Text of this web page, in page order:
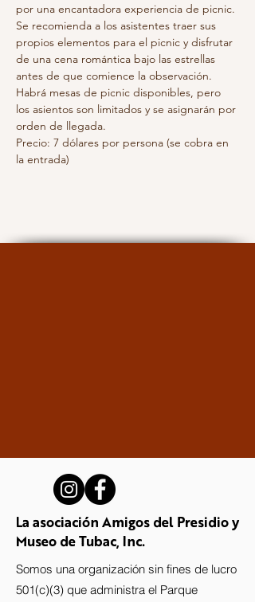
por una encantadora experiencia de picnic.
Se recomienda a los asistentes traer sus
propios elementos para el picnic y disfrutar
de una cena romántica bajo las estrellas
antes de que comience la observación.
Habrá mesas de picnic disponibles, pero
los asientos son limitados y se asignarán por
orden de llegada.
Precio: 7 dólares por persona (se cobra en
la entrada)
La asociación Amigos del Presidio y
Museo de Tubac, Inc.
Somos una organización sin fines de lucro
501(c)(3) que administra el Parque